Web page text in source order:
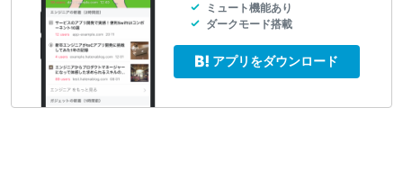
ミュート機能あり
ダークモード搭載
アプリをダウンロード